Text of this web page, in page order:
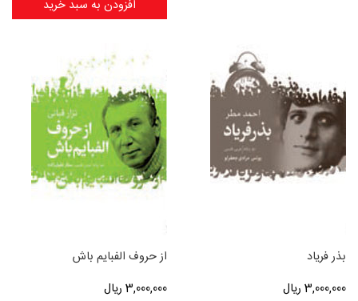
افزودن به سبد خرید
بذر فریاد
3,000,000 ریال
از حروف الفبایم باش
3,000,000 ریال